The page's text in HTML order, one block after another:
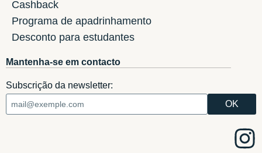
Cashback
Programa de apadrinhamento
Desconto para estudantes
Mantenha-se em contacto
Subscrição da newsletter: